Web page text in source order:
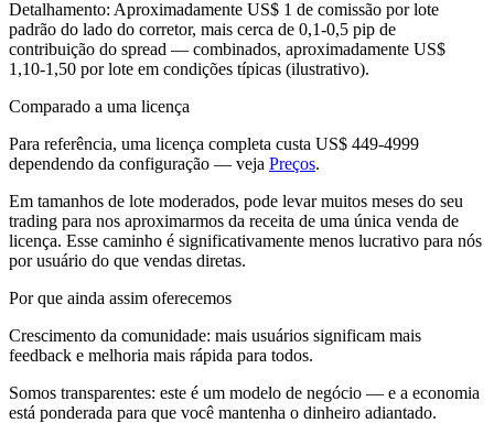
Detalhamento: Aproximadamente US$ 1 de comissão por lote
padrão do lado do corretor, mais cerca de 0,1-0,5 pip de
contribuição do spread — combinados, aproximadamente US$
1,10-1,50 por lote em condições típicas (ilustrativo).
Comparado a uma licença
Para referência, uma licença completa custa US$ 449-4999
dependendo da configuração — veja Preços.
Em tamanhos de lote moderados, pode levar muitos meses do seu
trading para nos aproximarmos da receita de uma única venda de
licença. Esse caminho é significativamente menos lucrativo para nós
por usuário do que vendas diretas.
Por que ainda assim oferecemos
Crescimento da comunidade: mais usuários significam mais
feedback e melhoria mais rápida para todos.
Somos transparentes: este é um modelo de negócio — e a economia
está ponderada para que você mantenha o dinheiro adiantado.